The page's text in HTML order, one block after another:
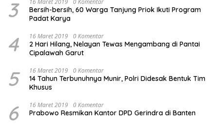
3 16 Maret 2019 0 Komentar
Bersih-bersih, 60 Warga Tanjung Priok Ikuti Program
Padat Karya
4 16 Maret 2019 0 Komentar
2 Hari Hilang, Nelayan Tewas Mengambang di Pantai
Cipalawah Garut
5 16 Maret 2019 0 Komentar
14 Tahun Terbunuhnya Munir, Polri Didesak Bentuk Tim
Khusus
6 16 Maret 2019 0 Komentar
Prabowo Resmikan Kantor DPD Gerindra di Banten